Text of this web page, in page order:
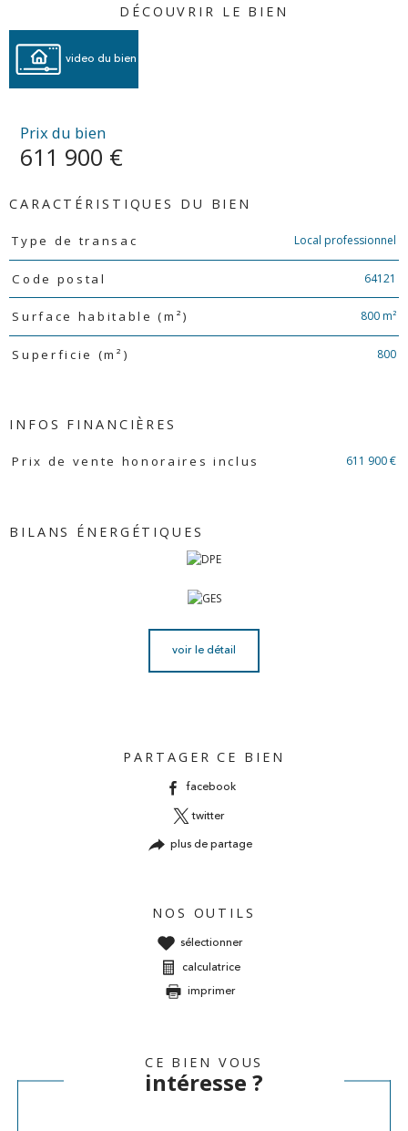
DÉCOUVRIR LE BIEN
video du bien
Prix du bien
611 900 €
CARACTÉRISTIQUES DU BIEN
Caractéristiques Valeurs
Type de transac Local professionnel
Code postal 64121
Surface habitable (m²) 800 m²
Superficie (m²) 800
INFOS FINANCIÈRES
Caractéristiques Valeurs
Prix de vente honoraires inclus 611 900 €
BILANS ÉNERGÉTIQUES
voir le détail
PARTAGER CE BIEN
facebook
twitter
plus de partage
NOS OUTILS
sélectionner
calculatrice
imprimer
CE BIEN VOUS
intéresse ?